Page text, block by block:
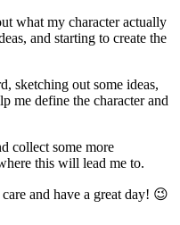
what my character actually
and starting to create the
sketching out some ideas,
me define the character and
collect some more
this will lead me to.
and have a great day! 😉